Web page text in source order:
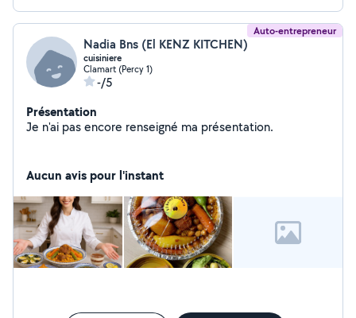
Auto-entrepreneur
Nadia Bns (El KENZ KITCHEN)
cuisiniere
Clamart (Percy 1)
-/5
Présentation
Je n'ai pas encore renseigné ma présentation.
Aucun avis pour l'instant